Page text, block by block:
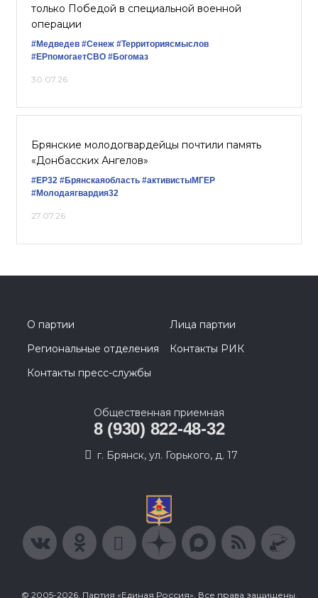
только Победой в специальной военной
операции
#Медведев #Сенеж #Территориясмыслов
#ЕРпомогаетСВО #Богомаз
30.07.26
Брянские молодогвардейцы почтили память
«Донбасских Ангелов»
#ЕР32 #Брянскаяобласть #активистыМГЕР
#Молодаягвардия32
27.07.26
О партии
Лица партии
Региональные отделения
Контакты РИК
Контакты пресс-службы
Общественная приемная
8 (930) 822-48-32
г. Брянск, ул. Горького, д. 17
© 2005-2026, Партия «Единая Россия». Все права защищены.